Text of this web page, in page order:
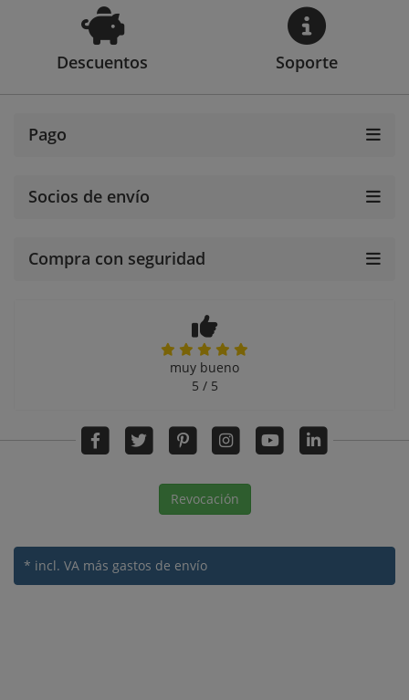
Descuentos Soporte
Pago
Socios de envío
Compra con seguridad
muy bueno
5 / 5
Revocación
* incl. VA más gastos de envío